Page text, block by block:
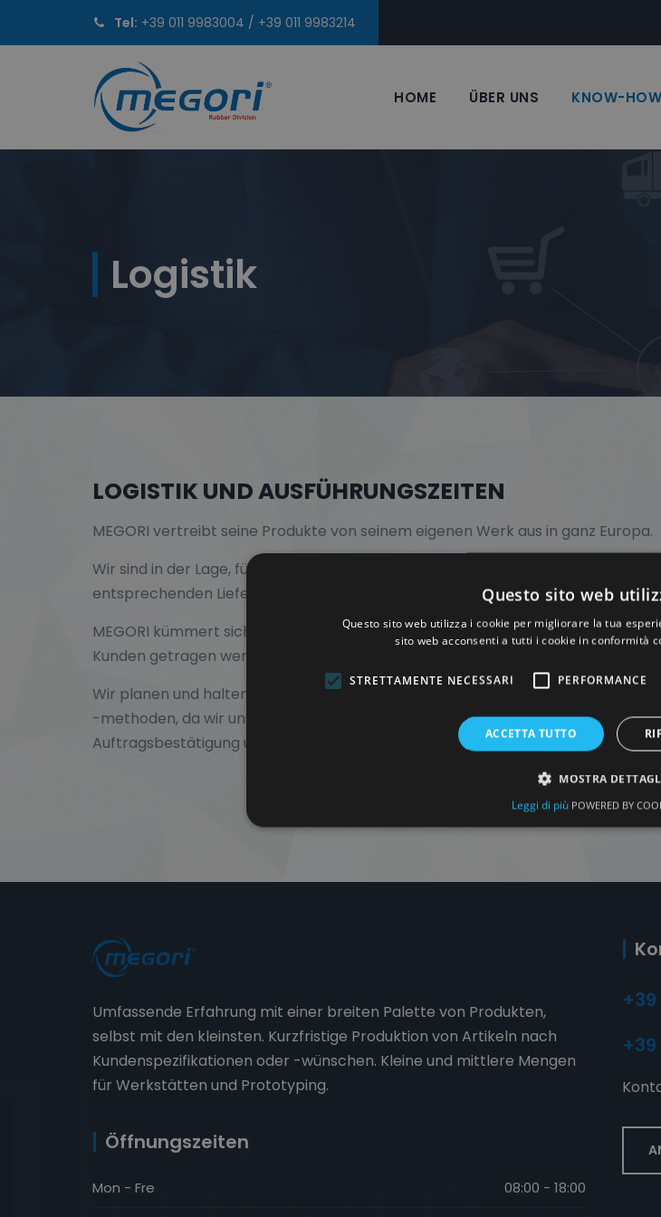
Tel: +39 011 9983004 / +39 011 9983214
HOME ÜBER UNS KNOW-HOW
Logistik
LOGISTIK UND AUSFÜHRUNGSZEITEN
MEGORI vertreibt seine Produkte von seinem eigenen Werk aus in ganz Europa.
Wir sind in der Lage, für alle Artikel, die regelmäßig verwendet werden, mit einer
entsprechenden Liefervereinbarung einen Mindestlagerbestand zu halten.
MEGORI kümmert sich direkt um den Versand des Materials, wobei die Kosten
Kunden getragen werden.
Wir planen und halten uns strikt an die mit unseren Kunden vereinbarten
-methoden, da wir uns der Verantwortung bewusst sind, die wir mit der
Auftragsbestätigung übernehmen.
Umfassende Erfahrung mit einer breiten Palette von Produkten,
selbst mit den kleinsten. Kurzfristige Produktion von Artikeln nach
Kundenspezifikationen oder -wünschen. Kleine und mittlere Mengen
für Werkstätten und Prototyping.
Öffnungszeiten
Mon - Fre 08:00 - 18:00
+39
+39
Questo sito web
Questo sito web utilizza i cookie per migliorare la tua
sito web acconsenti a tutti i cookie in conformità
STRETTAMENTE NECESSARI PERFORMANCE
ACCETTA TUTTO
MOSTRA
Leggi di più POWERED BY